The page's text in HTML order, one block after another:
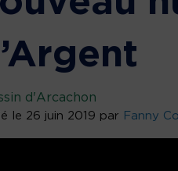
d'Arcachon
le 26 juin 2019 par Fanny